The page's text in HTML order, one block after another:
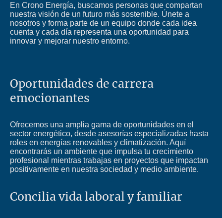
En Crono Energía, buscamos personas que compartan
nuestra visión de un futuro más sostenible. Únete a
nosotros y forma parte de un equipo donde cada idea
cuenta y cada día representa una oportunidad para
innovar y mejorar nuestro entorno.
Oportunidades de carrera
emocionantes
Ofrecemos una amplia gama de oportunidades en el
sector energético, desde asesorías especializadas hasta
roles en energías renovables y climatización. Aquí
encontrarás un ambiente que impulsa tu crecimiento
profesional mientras trabajas en proyectos que impactan
positivamente en nuestra sociedad y medio ambiente.
Concilia vida laboral y familiar